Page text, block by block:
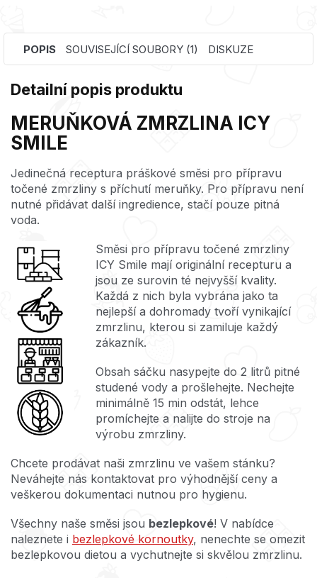
POPIS SOUVISEJÍCÍ SOUBORY (1) DISKUZE
Detailní popis produktu
MERUŇKOVÁ ZMRZLINA ICY
SMILE
Jedinečná receptura práškové směsi pro přípravu
točené zmrzliny s příchutí meruňky. Pro přípravu není
nutné přidávat další ingredience, stačí pouze pitná
voda.
Směsi pro přípravu točené zmrzliny
ICY Smile mají originální recepturu a
jsou ze surovin té nejvyšší kvality.
Každá z nich byla vybrána jako ta
nejlepší a dohromady tvoří vynikající
zmrzlinu, kterou si zamiluje každý
zákazník.
Obsah sáčku nasypejte do 2 litrů pitné
studené vody a prošlehejte. Nechejte
minimálně 15 min odstát, lehce
promíchejte a nalijte do stroje na
výrobu zmrzliny.
Chcete prodávat naši zmrzlinu ve vašem stánku?
Neváhejte nás kontaktovat pro výhodnější ceny a
veškerou dokumentaci nutnou pro hygienu.
Všechny naše směsi jsou bezlepkové! V nabídce
naleznete i bezlepkové kornoutky, nenechte se omezit
bezlepkovou dietou a vychutnejte si skvělou zmrzlinu.